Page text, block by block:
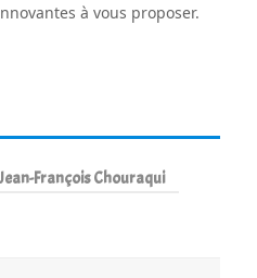
à vous proposer.
François Chouraqui